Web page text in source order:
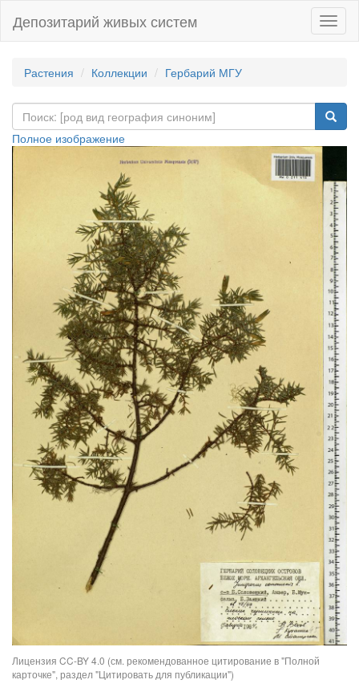
Депозитарий живых систем
Растения Коллекции Гербарий МГУ
Полное изображение
Лицензия CC-BY 4.0 (см. рекомендованное цитирование в "Полной
карточке", раздел "Цитировать для публикации")